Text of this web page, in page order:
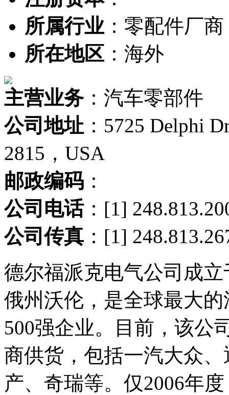
所属行业：零配件厂商
所在地区 ：海外
主营业务：汽车零部件
公司地址 ：5725 Delphi
2815，USA
邮政编码 ：
公司电话：[1]
公司传真 ：[1]
德尔福派克电气公司成
俄州沃伦，是全球最大
500强企业。目前，该公
商供货，包括一汽大众
产、奇瑞等。仅2006年